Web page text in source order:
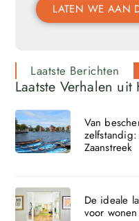
LATEN WE AAN
Laatste Berichten
Laatste Verhalen
Van
Zaanstreek
De ideale
voor